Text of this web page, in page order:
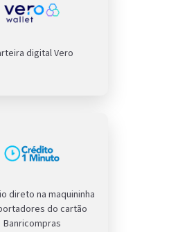
digital Vero
direto na maquininha
do cartão
Banricompras